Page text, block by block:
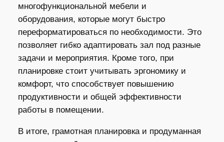
многофункциональной мебели и
оборудования, которые могут быстро
переформатироваться по необходимости. Это
позволяет гибко адаптировать зал под разные
задачи и мероприятия. Кроме того, при
планировке стоит учитывать эргономику и
комфорт, что способствует повышению
продуктивности и общей эффективности
работы в помещении.
В итоге, грамотная планировка и продуманная